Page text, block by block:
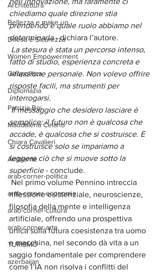
Architettura
Bellezza e make up
Difesa e Sicurezza
Women Empowerment
Geopolitica
Diplomazia
Patrizia Boi
Maddalena Celano
Chiara Cavalieri
Ambiente
arab-corner-politica
arab-corner-economia
arab-corner-cultura
arab-corner-arte
TURISMO
azerbaijan
chiediamo quale direzione stia
prendendo e quale ruolo abbiamo nel
determinarla - dichiara l’autore.
La stesura è stata un percorso intenso,
fatto di studio, esperienza concreta e
riflessione personale. Non volevo offrire
risposte facili, ma strumenti per
interrogarsi.
Il messaggio che desidero lasciare è
semplice: il futuro non è qualcosa che
accade, è qualcosa che si costruisce. E
si costruisce solo se impariamo a
leggere ciò che si muove sotto la
superficie - conclude.
Nel primo volume Pennino intreccia
riflessione esistenziale, neuroscienze,
filosofia della mente e intelligenza
artificiale, offrendo una prospettiva
unica sulla futura coesistenza tra uomo
e macchina, nel secondo dà vita a un
saggio fondamentale per comprendere
come l’IA non risolva i conflitti del